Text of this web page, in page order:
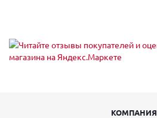
КОМПАНИЯ